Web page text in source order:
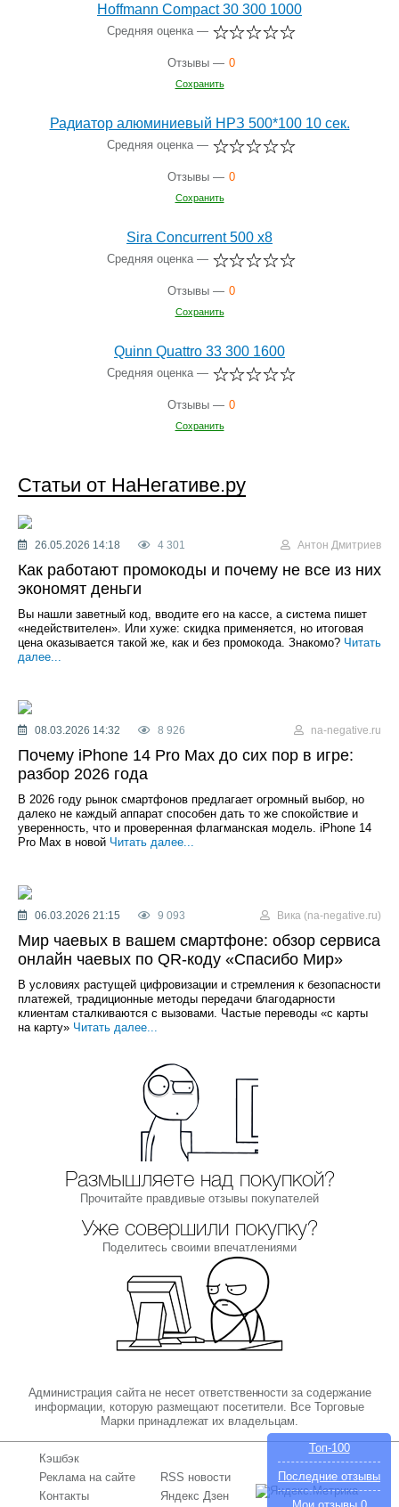
Hoffmann Compact 30 300 1000
Средняя оценка —
Отзывы — 0
Сохранить
Радиатор алюминиевый НРЗ 500*100 10 сек.
Средняя оценка —
Отзывы — 0
Сохранить
Sira Concurrent 500 x8
Средняя оценка —
Отзывы — 0
Сохранить
Quinn Quattro 33 300 1600
Средняя оценка —
Отзывы — 0
Сохранить
Статьи от НаНегативе.ру
26.05.2026 14:18 4 301 Антон Дмитриев
Как работают промокоды и почему не все из них
экономят деньги
Вы нашли заветный код, вводите его на кассе, а система пишет
«недействителен». Или хуже: скидка применяется, но итоговая
цена оказывается такой же, как и без промокода. Знакомо? Читать
далее...
08.03.2026 14:32 8 926 na-negative.ru
Почему iPhone 14 Pro Max до сих пор в игре:
разбор 2026 года
В 2026 году рынок смартфонов предлагает огромный выбор, но
далеко не каждый аппарат способен дать то же спокойствие и
уверенность, что и проверенная флагманская модель. iPhone 14
Pro Max в новой Читать далее...
06.03.2026 21:15 9 093 Вика (na-negative.ru)
Мир чаевых в вашем смартфоне: обзор сервиса
онлайн чаевых по QR-коду «Спасибо Мир»
В условиях растущей цифровизации и стремления к безопасности
платежей, традиционные методы передачи благодарности
клиентам сталкиваются с вызовами. Частые переводы «с карты
на карту» Читать далее...
Размышляете над покупкой?
Прочитайте правдивые отзывы покупателей
Уже совершили покупку?
Поделитесь своими впечатлениями
Администрация сайта не несет ответственности за содержание
информации, которую размещают посетители. Все Торговые
Марки принадлежат их владельцам.
Кэшбэк
Реклама на сайте
Контакты
RSS новости
Яндекс Дзен
Топ-100
Последние отзывы